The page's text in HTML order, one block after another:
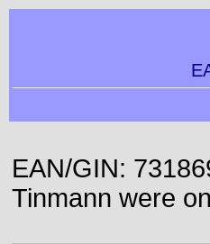
EAN/GIN:
Tinmann were